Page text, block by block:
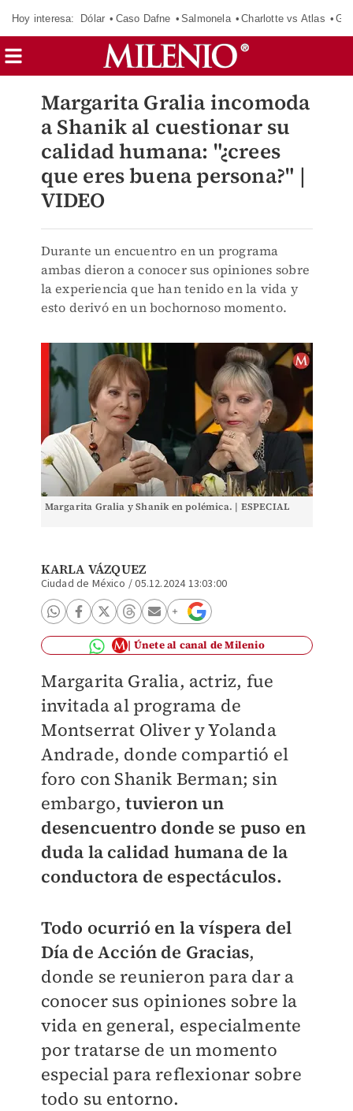
Hoy interesa: Dólar Caso Dafne Salmonela Charlotte vs Atlas
Margarita Gralia incomoda
a Shanik al cuestionar su
calidad humana: "¿crees
que eres buena persona?" |
VIDEO
Durante un encuentro en un programa
ambas dieron a conocer sus opiniones sobre
la experiencia que han tenido en la vida y
esto derivó en un bochornoso momento.
Margarita Gralia y Shanik en polémica. | ESPECIAL
KARLA VÁZQUEZ
Ciudad de México /05.12.2024 13:03:00
Únete al canal de Milenio
Margarita Gralia, actriz, fue
invitada al programa de
Montserrat Oliver y Yolanda
Andrade, donde compartió el
foro con Shanik Berman; sin
embargo,tuvieron un
desencuentro donde se puso en
duda la calidad humana de la
conductora de espectáculos.
Todo ocurrió en la víspera del
Día de Acción de Gracias,
donde se reunieron para dar a
conocer sus opiniones sobre la
vida en general, especialmente
por tratarse de un momento
especial para reflexionar sobre
todo su entorno.